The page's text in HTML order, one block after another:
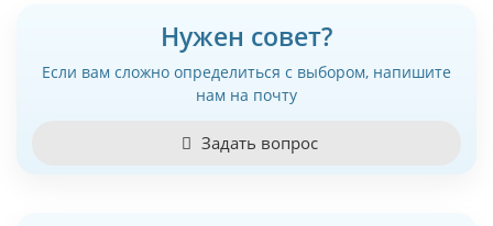
Нужен совет?
Если вам сложно определиться с выбором, напишите
нам на почту
Задать вопрос